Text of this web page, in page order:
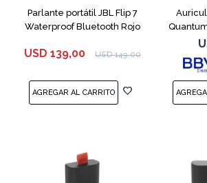
Parlante portátil JBL Flip 7
Waterproof Bluetooth Rojo
USD 139,00 USD 149,00